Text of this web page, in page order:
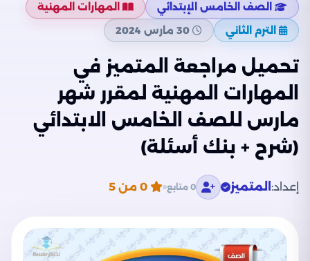
الصف الخامس الإبتدائي
المهارات المهنية
الترم الثاني
30 مارس 2024
تحميل مراجعة المتميز في
المهارات المهنية لمقرر شهر
مارس للصف الخامس الابتدائي
(شرح + بنك أسئلة)
إعداد: المتميز 0 متابع 0 من 5